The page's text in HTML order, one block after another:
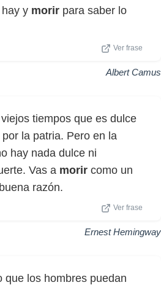
y morir para saber lo
Ver frase
Albert Camus
tiempos que es dulce
por la patria. Pero en la
hay nada dulce ni
Vas a morir como un
razón.
Ver frase
Ernest Hemingway
que los hombres puedan